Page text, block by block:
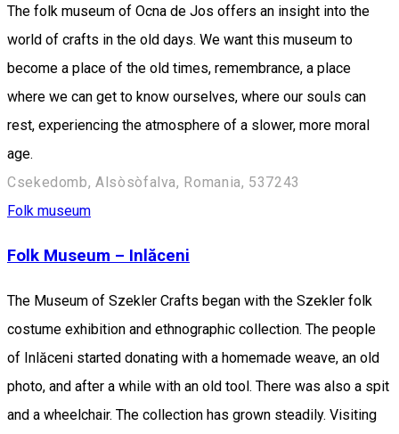
The folk museum of Ocna de Jos offers an insight into the
world of crafts in the old days. We want this museum to
become a place of the old times, remembrance, a place
where we can get to know ourselves, where our souls can
rest, experiencing the atmosphere of a slower, more moral
age.
Csekedomb, Alsòsòfalva, Romania, 537243
Folk museum
Folk Museum – Inlăceni
The Museum of Szekler Crafts began with the Szekler folk
costume exhibition and ethnographic collection. The people
of Inlăceni started donating with a homemade weave, an old
photo, and after a while with an old tool. There was also a spit
and a wheelchair. The collection has grown steadily. Visiting